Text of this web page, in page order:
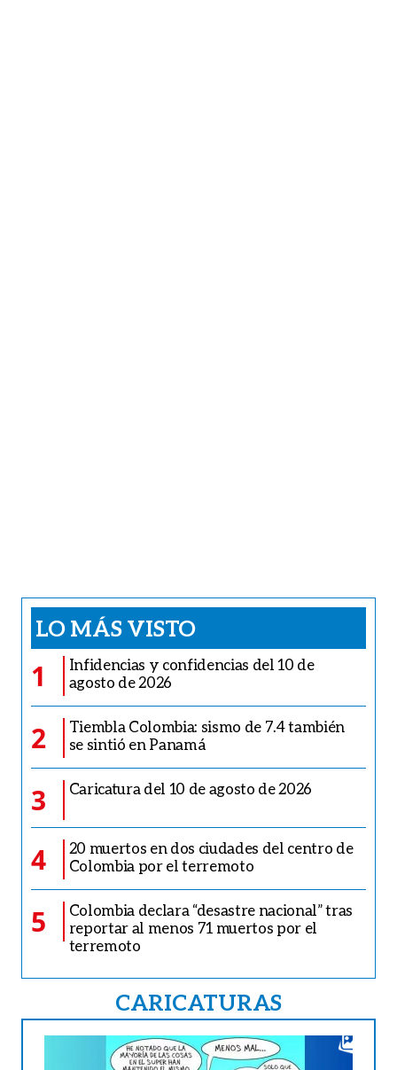
LO MÁS VISTO
1
Infidencias y confidencias del 10 de
agosto de 2026
2
Tiembla Colombia: sismo de 7.4 también
se sintió en Panamá
3 Caricatura del 10 de agosto de 2026
4
20 muertos en dos ciudades del centro de
Colombia por el terremoto
5
Colombia declara “desastre nacional” tras
reportar al menos 71 muertos por el
terremoto
CARICATURAS